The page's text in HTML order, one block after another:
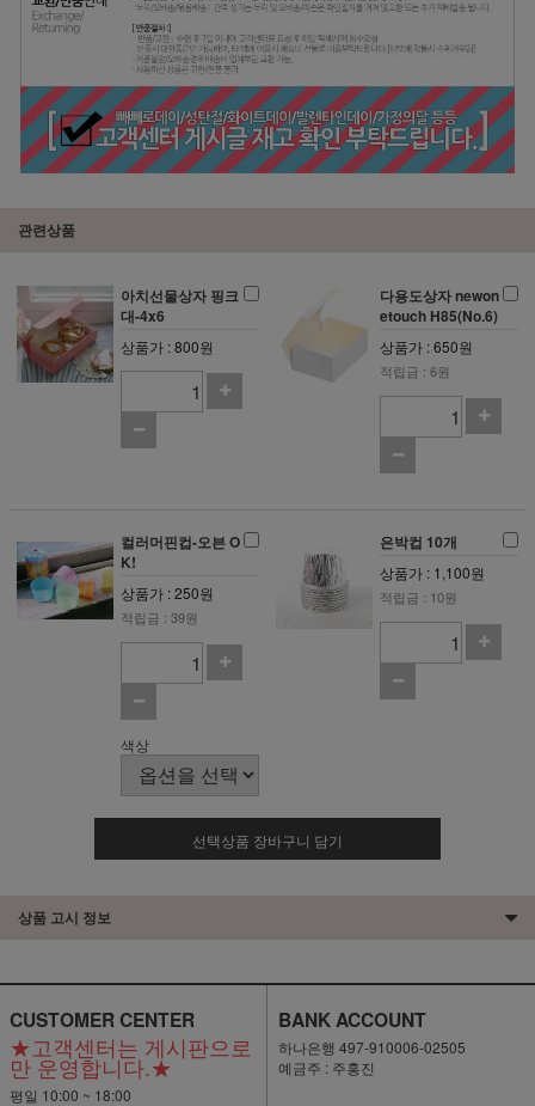
관련상품
아치선물상자 핑크
대-4x6
상품가 : 800원
다용도상자 newon
etouch H85(No.6)
상품가 : 650원
적립금 : 6원
컬러머핀컵-오븐 O
K!
상품가 : 250원
적립금 : 39원
색상
은박컵 10개
상품가 : 1,100원
적립금 : 10원
선택상품 장바구니 담기
상품 고시 정보
CUSTOMER CENTER
★고객센터는 게시판으로
만 운영합니다.★
평일 10:00 ~ 18:00
BANK ACCOUNT
하나은행 497-910006-02505
예금주 : 주홍진